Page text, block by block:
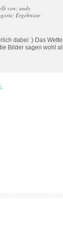
von: andy
Ergebnisse
dabei :) Das
Bilder sagen wohl